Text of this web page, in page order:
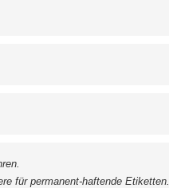
für permanent-haftende Etiketten.